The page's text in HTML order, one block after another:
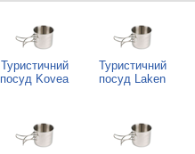
Туристичний
посуд Kovea
Туристичний
посуд Laken